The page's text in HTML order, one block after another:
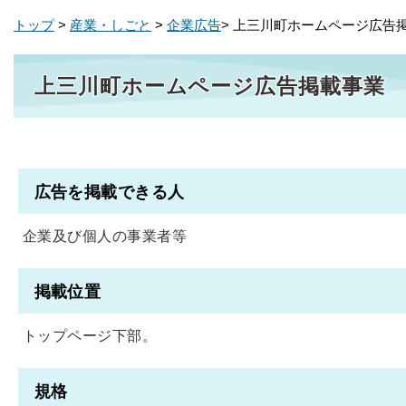
トップ> 産業・しごと > 企業広告> 上三川町ホームページ広告
上三川町ホームページ広告掲載事業
広告を掲載できる人
企業及び個人の事業者等
掲載位置
トップページ下部。
規格